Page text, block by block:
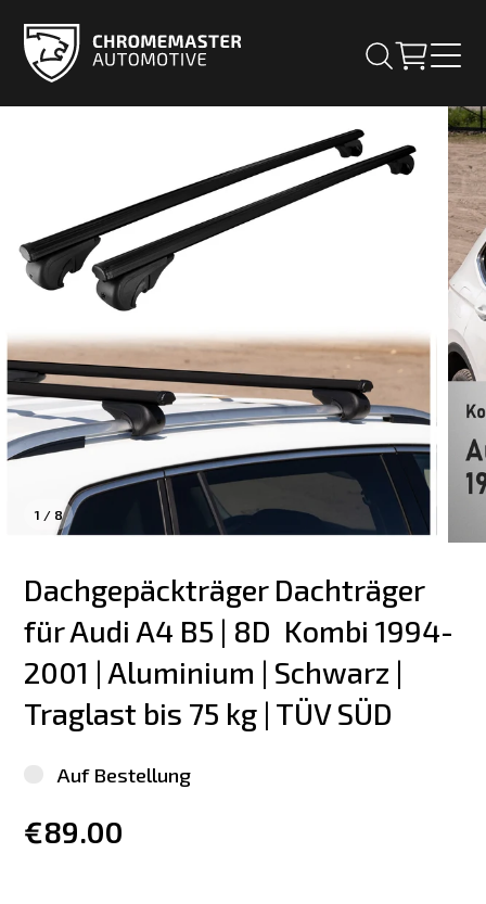
1 / 8
Dachgepäckträger Dachträger
für Audi A4 B5 | 8D  Kombi 1994-
2001 | Aluminium | Schwarz |
Traglast bis 75 kg | TÜV SÜD
Auf Bestellung
€89.00